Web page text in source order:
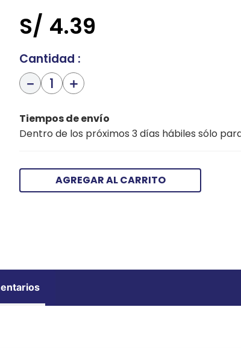
S/ 4.39
Cantidad
＋
－
Tiempos de envío
Dentro de los próximos 3 días hábiles sólo
AGREGAR AL CARRITO